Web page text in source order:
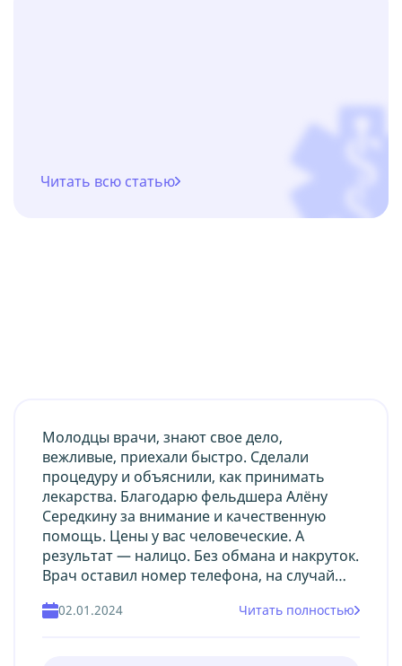
Читать всю статью
Молодцы врачи, знают свое дело,
вежливые, приехали быстро. Сделали
процедуру и объяснили, как принимать
лекарства. Благодарю фельдшера Алёну
Середкину за внимание и качественную
помощь. Цены у вас человеческие. А
результат — налицо. Без обмана и накруток.
Врач оставил номер телефона, на случай
02.01.2024 Читать полностью